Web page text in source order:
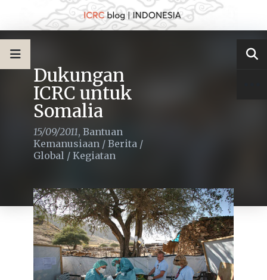
Dukungan
ICRC untuk
Somalia
15/09/2011, Bantuan
Kemanusiaan / Berita /
Global / Kegiatan